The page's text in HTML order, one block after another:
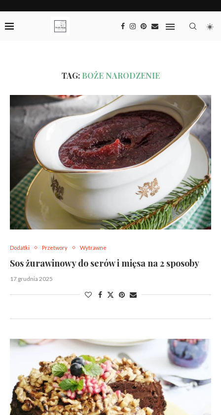
TAG: BOŻE NARODZENIE
Dodatki Przetwory Wytrawne
Sos żurawinowy do serów i mięsa na 2 sposoby
17 grudnia 2025